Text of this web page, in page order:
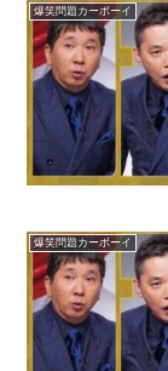
爆笑問題カーボーイ
爆笑問題カーボーイ